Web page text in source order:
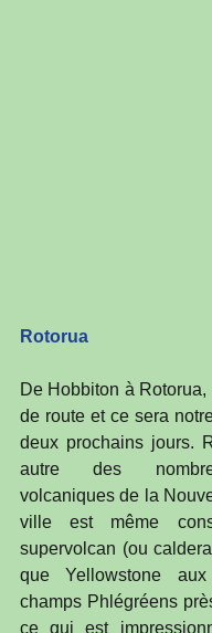
Rotorua
De Hobbiton à
de route et ce sera
deux prochains jours.
autre des
volcaniques de la
ville est même
supervolcan (ou
que Yellowstone
champs Phlégréens
ce qui est